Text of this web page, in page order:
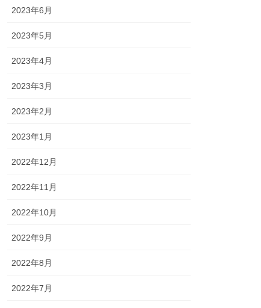
2023年6月
2023年5月
2023年4月
2023年3月
2023年2月
2023年1月
2022年12月
2022年11月
2022年10月
2022年9月
2022年8月
2022年7月